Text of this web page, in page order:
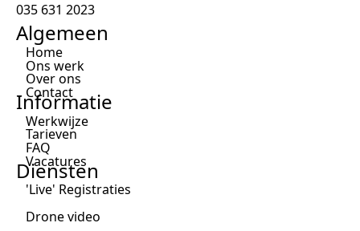
035 631 2023
Algemeen
Home
Ons werk
Over ons
Contact
Informatie
Werkwijze
Tarieven
FAQ
Vacatures
Diensten
'Live' Registraties
Drone video